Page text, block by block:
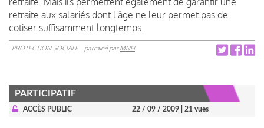
retraite aux salariés dont l'âge ne leur permet pas de
cotiser suffisamment longtemps.
PROTECTION SOCIALE parrainé parMNH
PARTICIPATIF
ACCÈS PUBLIC 22 / 09 / 2009 | 21 vues